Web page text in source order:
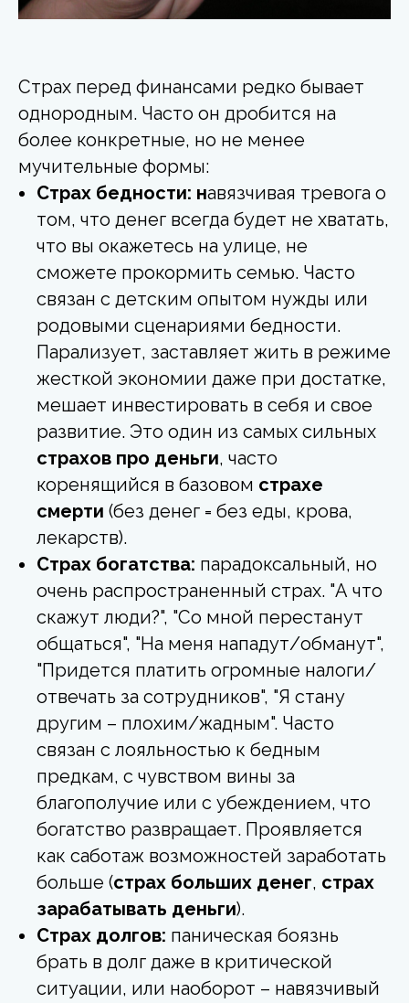
Страх перед финансами редко бывает
однородным. Часто он дробится на
более конкретные, но не менее
мучительные формы:
Страх бедности: навязчивая тревога о
том, что денег всегда будет не хватать,
что вы окажетесь на улице, не
сможете прокормить семью. Часто
связан с детским опытом нужды или
родовыми сценариями бедности.
Парализует, заставляет жить в режиме
жесткой экономии даже при достатке,
мешает инвестировать в себя и свое
развитие. Это один из самых сильных
страхов про деньги, часто
коренящийся в базовом страхе
смерти (без денег = без еды, крова,
лекарств).
Страх богатства: парадоксальный, но
очень распространенный страх. "А что
скажут люди?", "Со мной перестанут
общаться", "На меня нападут/обманут",
"Придется платить огромные налоги/
отвечать за сотрудников", "Я стану
другим – плохим/жадным". Часто
связан с лояльностью к бедным
предкам, с чувством вины за
благополучие или с убеждением, что
богатство развращает. Проявляется
как саботаж возможностей заработать
больше (страх больших денег, страх
зарабатывать деньги).
Страх долгов: паническая боязнь
брать в долг даже в критической
ситуации, или наоборот – навязчивый